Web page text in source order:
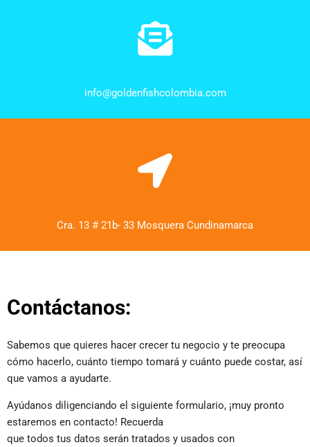
info@goldenfishcolombia.com
Cra. 13 # 21b- 33 Mosquera Cundinamarca
Contáctanos:
Sabemos que quieres hacer crecer tu negocio y te preocupa
cómo hacerlo, cuánto tiempo tomará y cuánto puede costar, así
que vamos a ayudarte.
Ayúdanos diligenciando el siguiente formulario, ¡muy pronto
estaremos en contacto! Recuerda
que todos tus datos serán tratados y usados con